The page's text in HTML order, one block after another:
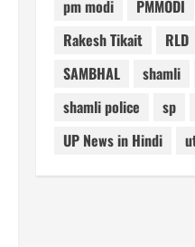
pm modi
PMMODI
Rakesh Tikait
RLD
SAMBHAL
shamli
shamli police
sp
UP News in Hindi